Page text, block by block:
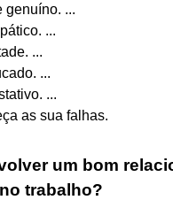
genuíno. ...
...
...
...
...
as sua falhas.
um bom
trabalho?